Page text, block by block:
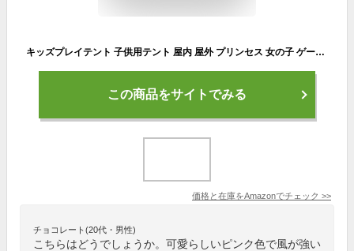
キッズプレイテント 子供用テント 屋内 屋外 プリンセス 女の子 ゲームハウス 小さな家 子供 城 セパレートベッド 神具 おもちゃの家
この商品をサイトでみる
価格と在庫をAmazonでチェック >>
チョコレート(20代・男性)
こちらはどうでしょうか。可愛らしいピンク色で風が強い